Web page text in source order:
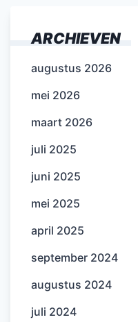
ARCHIEVEN
augustus 2026
mei 2026
maart 2026
juli 2025
juni 2025
mei 2025
april 2025
september 2024
augustus 2024
juli 2024